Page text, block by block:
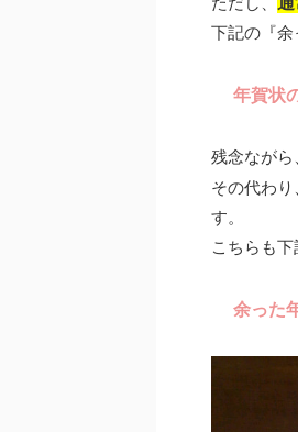
下記の『余
年賀状
残念なが
その代わり
す。
こちらも
余った